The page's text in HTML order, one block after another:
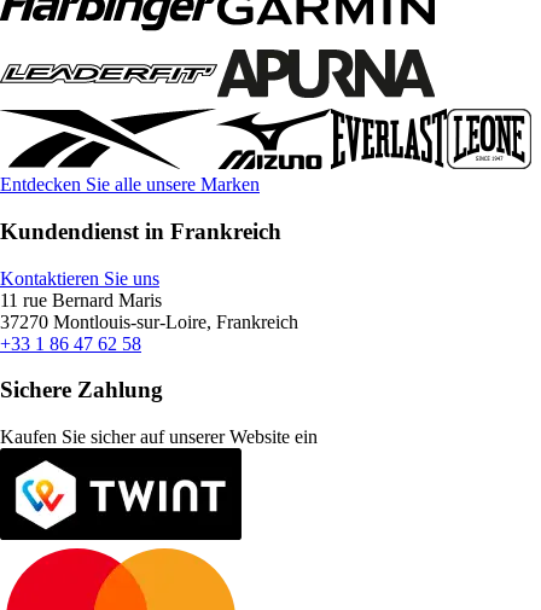
Entdecken Sie alle unsere Marken
Kundendienst in Frankreich
Kontaktieren Sie uns
11 rue Bernard Maris
37270 Montlouis-sur-Loire, Frankreich
+33 1 86 47 62 58
Sichere Zahlung
Kaufen Sie sicher auf unserer Website ein